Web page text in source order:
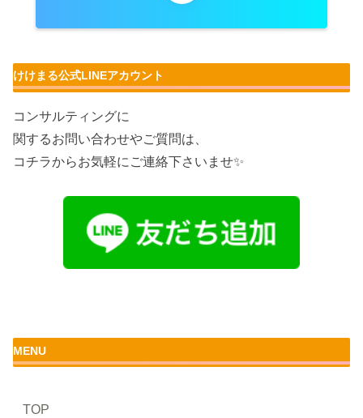
けけまる公式LINEアカウント
コンサルティングに
関するお問い合わせやご質問は、
コチラからお気軽にご連絡下さいませ✨
MENU
TOP